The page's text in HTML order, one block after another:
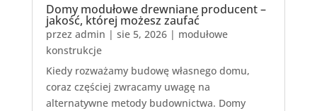
Domy modułowe drewniane producent –
jakość, której możesz zaufać
przez admin | sie 5, 2026| modułowe
konstrukcje
Kiedy rozważamy budowę własnego domu,
coraz częściej zwracamy uwagę na
alternatywne metody budownictwa. Domy